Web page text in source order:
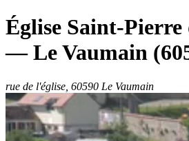
Église Saint-
—Le Vaumain
rue de l'église, 60590 Le Vaumain